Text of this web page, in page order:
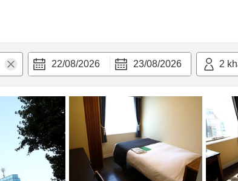
22/08/2026 23/08/2026 2
bật Tiện nghi